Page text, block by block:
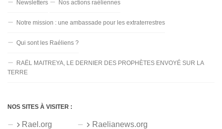
Newsletters Nos actions raéliennes
Notre mission : une ambassade pour les extraterrestres
Qui sont les Raéliens ?
RAËL MAITREYA, LE DERNIER DES PROPHÈTES ENVOYÉ SUR LA
TERRE
NOS SITES À VISITER :
Rael.org Raelianews.org